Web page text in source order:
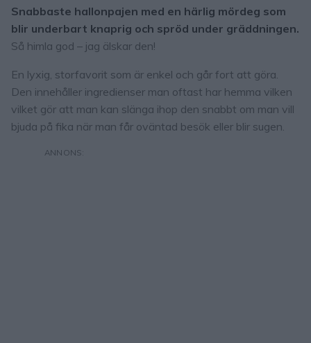
Snabbaste hallonpajen med en härlig mördeg som
blir underbart knaprig och spröd under gräddningen.
Så himla god – jag älskar den!
En lyxig, storfavorit som är enkel och går fort att göra.
Den innehåller ingredienser man oftast har hemma vilken
vilket gör att man kan slänga ihop den snabbt om man vill
bjuda på fika när man får oväntad besök eller blir sugen.